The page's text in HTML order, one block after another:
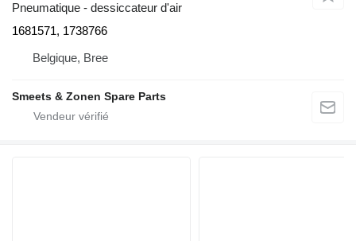
Pneumatique - dessiccateur d'air
1681571, 1738766
Belgique, Bree
Smeets & Zonen Spare Parts